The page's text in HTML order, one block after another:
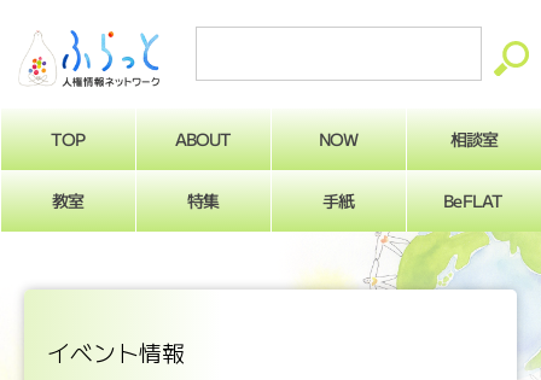
TOP ABOUT NOW 相談室
教室 特集 手紙 BeFLAT
イベント情報